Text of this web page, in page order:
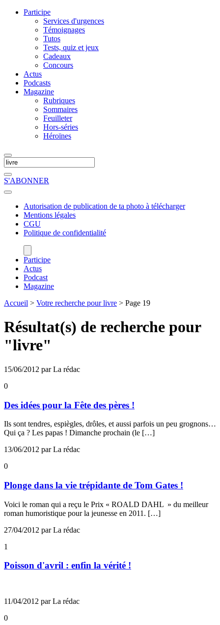
Participe
Services d'urgences
Témoignages
Tutos
Tests, quiz et jeux
Cadeaux
Concours
Actus
Podcasts
Magazine
Rubriques
Sommaires
Feuilleter
Hors-séries
Héroïnes
S'ABONNER
Autorisation de publication de ta photo à télécharger
Mentions légales
CGU
Politique de confidentialité
Participe
Actus
Podcast
Magazine
Accueil > Votre recherche pour livre > Page 19
Résultat(s) de recherche pour
"livre"
15/06/2012 par La rédac
0
Des idées pour la Fête des pères !
Ils sont tendres, espiègles, drôles, et aussi parfois un peu grognons…
Qui ça ? Les papas ! Dimanche prochain (le […]
13/06/2012 par La rédac
0
Plonge dans la vie trépidante de Tom Gates !
Voici le roman qui a reçu le Prix « ROALD DAHL » du meilleur
roman humoristique pour la jeunesse en 2011. […]
27/04/2012 par La rédac
1
Poisson d'avril : enfin la vérité !
11/04/2012 par La rédac
0